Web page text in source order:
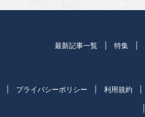
最新記事一覧
特集
プライバシーポリシー 利用規約